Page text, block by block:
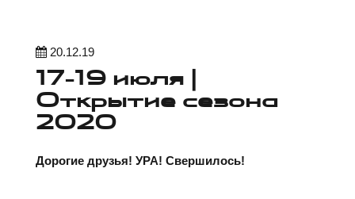
20.12.19
17-19 июля |
Открытие сезона
2020
Дорогие друзья! УРА! Свершилось!